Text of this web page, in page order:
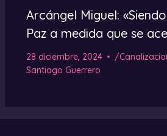
Arcángel Miguel:
Paz a medida que se
28 diciembre, 2024 /
Santiago Guerrero